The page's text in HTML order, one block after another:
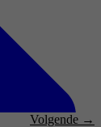
Adventure,
Fantasy,
Volgende →